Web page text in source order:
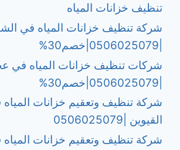
تنظيف خزانات المياه
شركة تنظيف خزانات المياه في
شركات تنظيف خزانات المياه في
شركة تنظيف وتعقيم خزانات
القيوين |0506025079
شركة تنظيف وتعقيم خزانات